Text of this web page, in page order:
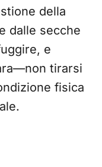
della
dalle secche
e
tirarsi
fisica